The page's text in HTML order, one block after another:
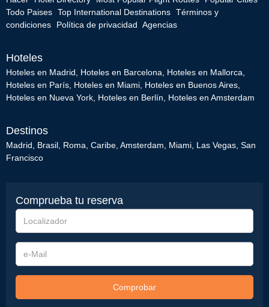
Todo Paises Top International Destinations Términos y
condiciones
Política de privacidad Agencias
Hoteles
Hoteles en Madrid Hoteles en Barcelona Hoteles en Mallorca
Hoteles en París Hoteles en Miami Hoteles en Buenos Aires
Hoteles en Nueva York Hoteles en Berlín Hoteles en Amsterdam
Destinos
Madrid Brasil Roma Caribe Amsterdam Miami Las Vegas San
Francisco
Comprueba tu reserva
Localizador
e-
Mail
Comprobar